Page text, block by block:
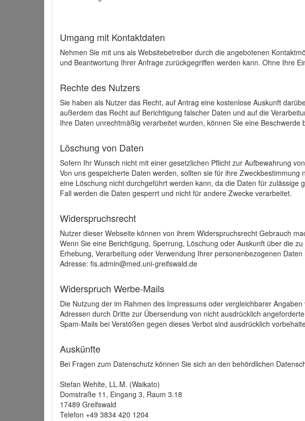
Umgang mit Kontaktdaten
Nehmen Sie mit uns als Websitebetreiber durch die angebotenen
und Beantwortung Ihrer Anfrage zurückgegriffen werden kann. Ohne Ihre
Rechte des Nutzers
Sie haben als Nutzer das Recht, auf Antrag eine kostenlose Auskunft
außerdem das Recht auf Berichtigung falscher Daten und auf die
Ihre Daten unrechtmäßig verarbeitet wurden, können Sie eine
Löschung von Daten
Sofern Ihr Wunsch nicht mit einer gesetzlichen Pflicht zur Aufbewahrung
Von uns gespeicherte Daten werden, sollten sie für ihre
eine Löschung nicht durchgeführt werden kann, da die Daten für
Fall werden die Daten gesperrt und nicht für andere Zwecke verarbeitet.
Widerspruchsrecht
Nutzer dieser Webseite können von ihrem Widerspruchsrecht Gebrauch
Wenn Sie eine Berichtigung, Sperrung, Löschung oder Auskunft über die
Erhebung, Verarbeitung oder Verwendung Ihrer personenbezogenen
Adresse: fis.admin@med.uni-greifswald.de
Widerspruch Werbe-Mails
Die Nutzung der im Rahmen des Impressums oder vergleichbarer
Adressen durch Dritte zur Übersendung von nicht ausdrücklich
Spam-Mails bei Verstößen gegen dieses Verbot sind ausdrücklich
Auskünfte
Bei Fragen zum Datenschutz können Sie sich an den behördlichen
Stefan Wehlte, LL.M. (Waikato)
Domstraße 11, Eingang 3, Raum 3.18
17489 Greifswald
Telefon +49 3834 420 1204